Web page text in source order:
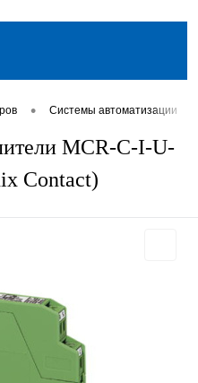
• Системы автоматизации
MCR-C-I-U-
Contact)